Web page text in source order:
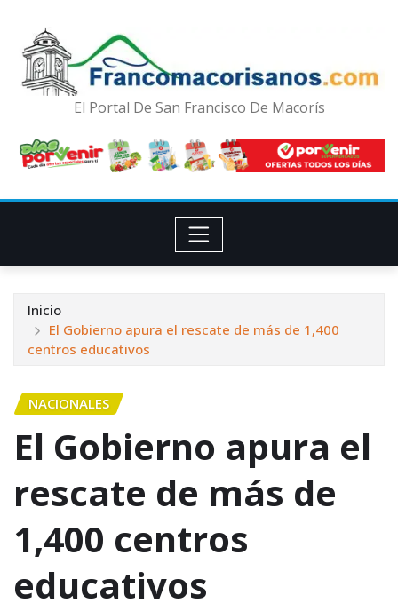
El Portal De San Francisco De Macorís
Inicio
El Gobierno apura el rescate de más de 1,400
centros educativos
NACIONALES
El Gobierno apura el
rescate de más de
1,400 centros
educativos